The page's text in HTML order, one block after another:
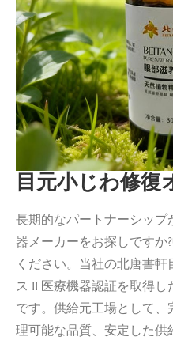
目元小じわ修復
長期的なパートナーシッ
器メーカーをお探しですか
ください。当社の北唐書
ス II 医療機器認証を取得
です。供給元工場として
理可能な品質、安定した